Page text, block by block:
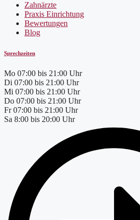
Zahnärzte
Praxis Einrichtung
Bewertungen
Blog
Sprechzeiten
Mo 07:00 bis 21:00 Uhr
Di 07:00 bis 21:00 Uhr
Mi 07:00 bis 21:00 Uhr
Do 07:00 bis 21:00 Uhr
Fr 07:00 bis 21:00 Uhr
Sa 8:00 bis 20:00 Uhr